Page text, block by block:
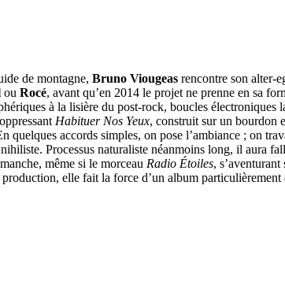
de montagne, Bruno Viougeas rencontre son alter-
ou Rocé, avant qu’en 2014 le projet ne prenne en sa
à la lisière du post-rock, boucles
Habituer Nos Yeux, construit sur un bourdon
quelques accords simples, on pose l’ambiance ; on
Processus naturaliste néanmoins long, il aura
même si le morceau Radio Étoiles, s’aventurant
elle fait la force d’un album